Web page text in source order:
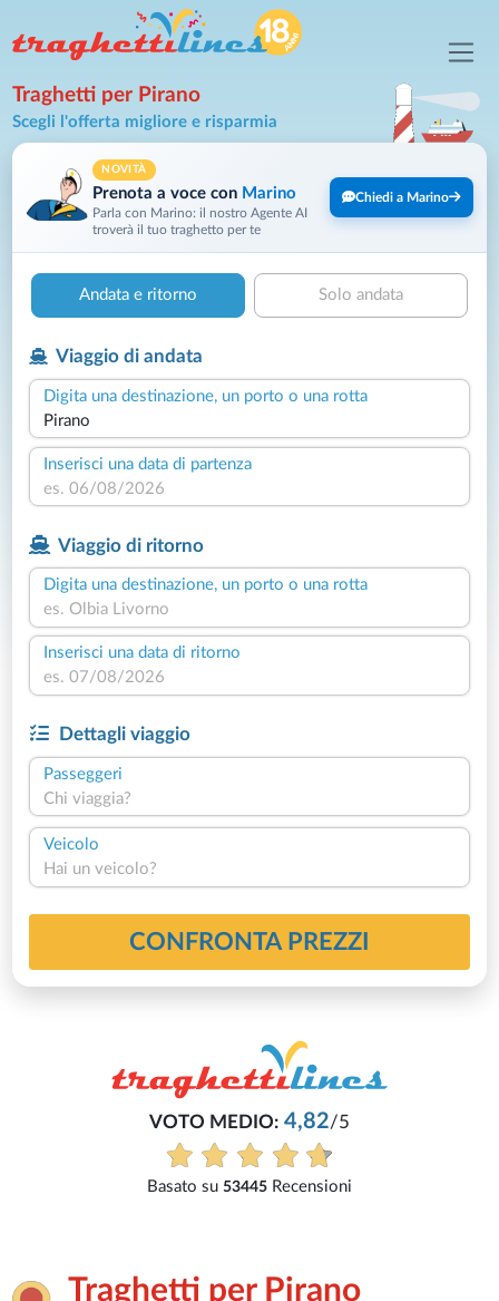
Traghetti per Pirano
Scegli l'offerta migliore e risparmia
NOVITÀ
Prenota a voce con Marino
Parla con Marino: il nostro Agente AI
troverà il tuo traghetto per te
Chiedi a Marino
Andata e ritorno Solo andata
Viaggio di andata
Digita una destinazione, un porto o una rotta
Inserisci una data di partenza
Viaggio di ritorno
Digita una destinazione, un porto o una rotta
Inserisci una data di ritorno
Dettagli viaggio
Passeggeri
Chi viaggia?
Veicolo
Hai un veicolo?
CONFRONTA PREZZI
Traghetti per Pirano